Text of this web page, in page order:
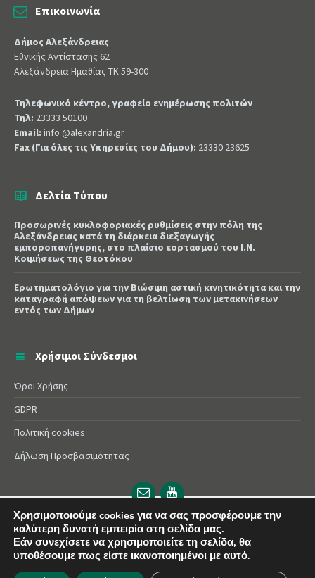
Επικοινωνία
Δήμος Αλεξάνδρειας
Εθνικής Αντίστασης 62
Αλεξάνδρεια Ημαθίας ΤΚ 59-300
Τηλεφωνικό κέντρο, γραφείο ενημέρωσης πολιτών
Τηλ: 23333 50100
Email: info @alexandria.gr
Fax (Για όλες τις Υπηρεσίες του Δήμου): 23330 23625
Δελτία Τύπου
Προσωρινές κυκλοφοριακές ρυθμίσεις στην πόλη της
Αλεξάνδρειας κατά τη διάρκεια διεξαγωγής
εμποροπανήγυρης, στο πλαίσιο εορτασμού του Ι.Ν.
Κοιμήσεως της Θεοτόκου
Ερωτηματολόγιο για την Βιώσιμη αστική κινητικότητα και την
καταγραφή απόψεων για τη βελτίωση των μετακινήσεων
εντός των Δήμων
Χρήσιμοι Σύνδεσμοι
Όροι Χρήσης
GDPR
Πολιτική cookies
Δήλωση Προσβασιμότητας
Email
url
YouTube
url
© 2025 Δήμος Αλεξάνδρειας | Powered byApogee
Χρησιμοποιούμε cookies για να σας προσφέρουμε την
καλύτερη δυνατή εμπειρία στη σελίδα μας.
Εάν συνεχίσετε να χρησιμοποιείτε τη σελίδα, θα
υποθέσουμε πως είστε ικανοποιημένοι με αυτό.